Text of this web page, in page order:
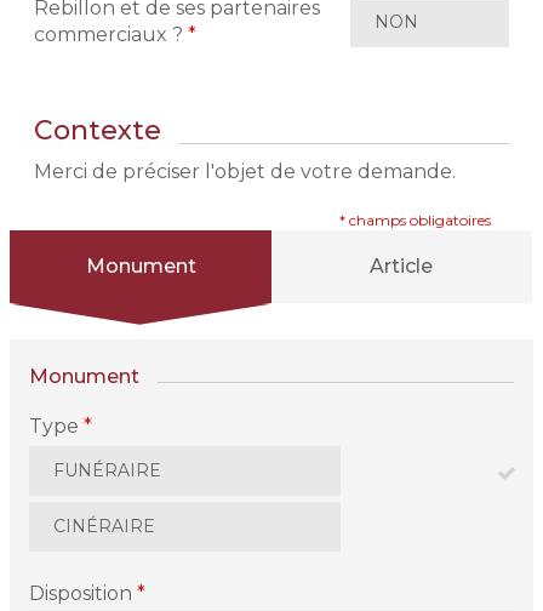
Rebillon et de ses partenaires
commerciaux ?*
NON
Contexte
Merci de préciser l'objet de votre demande.
* champs obligatoires
Monument Article
Monument
Type*
FUNÉRAIRE
CINÉRAIRE
Disposition*